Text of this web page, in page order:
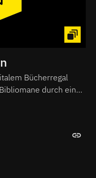
Bücherregal
durch ein